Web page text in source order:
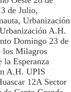
de Julio,
Urbanización
A.H.
Domingo 23 de
los Milagros
Esperanza
A.H. UPIS
12A Sector